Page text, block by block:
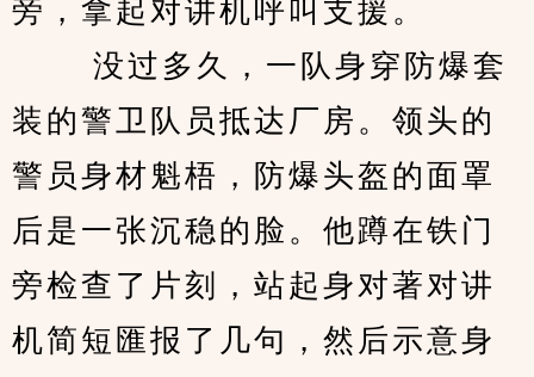
旁，拿起对讲机呼叫支援。
没过多久，一队身穿防爆套
装的警卫队员抵达厂房。领头的
警员身材魁梧，防爆头盔的面罩
后是一张沉稳的脸。他蹲在铁门
旁检查了片刻，站起身对著对讲
机简短匯报了几句，然后示意身